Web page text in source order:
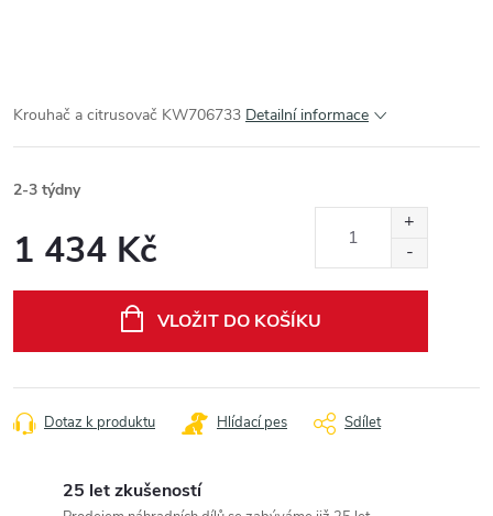
Krouhač a citrusovač KW706733 Detailní informace
2-3 týdny
1 434 Kč
VLOŽIT DO KOŠÍKU
Dotaz k produktu Hlídací pes Sdílet
25 let zkušeností